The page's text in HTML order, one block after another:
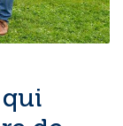
qui